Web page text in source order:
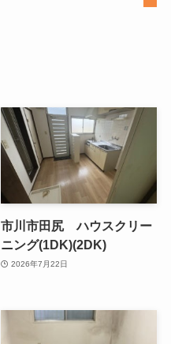
市川市田尻 ハウスクリー
ニング(1DK)(2DK)
2026年7月22日